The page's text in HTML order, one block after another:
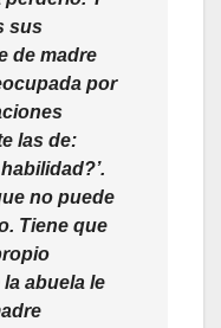
sus
de madre
por
las de:
no puede
Tiene que
abuela le